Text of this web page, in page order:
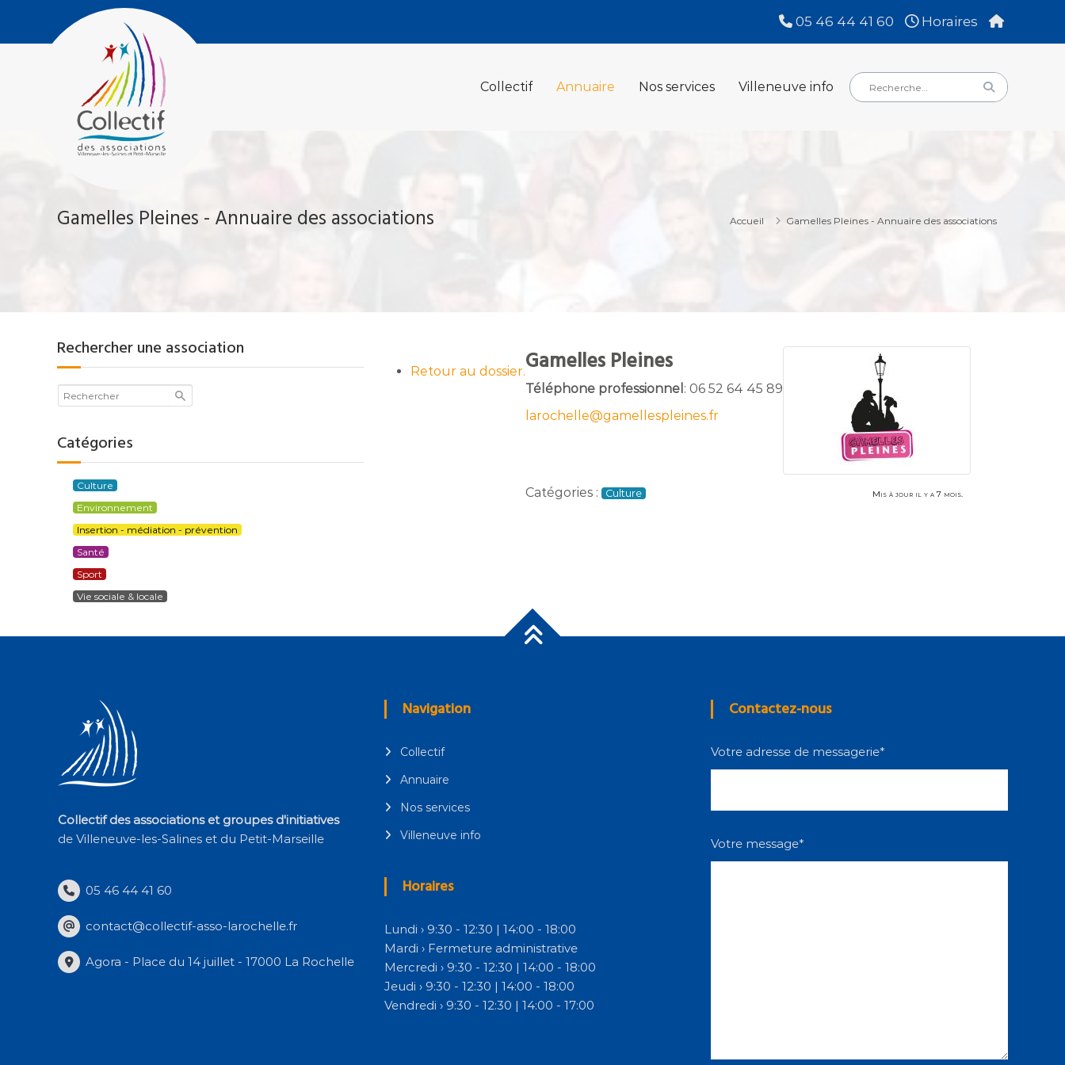
contenu
05 46 44 41 60 Horaires
Collectif
des
Associations
Villeneuve-
Salines
Collectif Annuaire Nos services Villeneuve info
Rechercher
:
Rechercher
Gamelles Pleines - Annuaire des associations Accueil Gamelles Pleines - Annuaire des associations
Rechercher une association
Catégories
Culture
Environnement
Insertion - médiation - prévention
Santé
Sport
Vie sociale & locale
Retour au dossier.Gamelles Pleines
Téléphone professionnel : 06 52 64 45 89
larochelle@gamellespleines.fr
Catégories : Culture Mis à jour il y a 7 mois.
Collectif des associations et groupes d'initiatives
de Villeneuve-les-Salines et du Petit-Marseille
05 46 44 41 60
contact@collectif-asso-larochelle.fr
Agora - Place du 14 juillet - 17000 La Rochelle
Navigation
Collectif
Annuaire
Nos services
Villeneuve info
Horaires
Lundi › 9:30 - 12:30 | 14:00 - 18:00
Mardi › Fermeture administrative
Mercredi › 9:30 - 12:30 | 14:00 - 18:00
Jeudi › 9:30 - 12:30 | 14:00 - 18:00
Vendredi › 9:30 - 12:30 | 14:00 - 17:00
Contactez-nous
Votre adresse de messagerie*
Votre message*